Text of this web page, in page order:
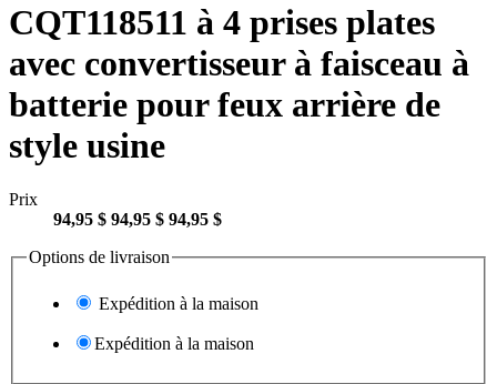
CQT118511 à 4 prises plates
avec convertisseur à faisceau à
batterie pour feux arrière de
style usine
Prix
94,95 $ 94,95 $ 94,95 $
Options de livraison
Expédition à la maison
Expédition à la maison